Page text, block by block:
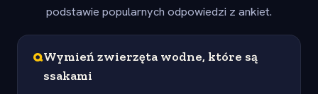
podstawie popularnych odpowiedzi z ankiet.
QWymień zwierzęta wodne, które są
ssakami